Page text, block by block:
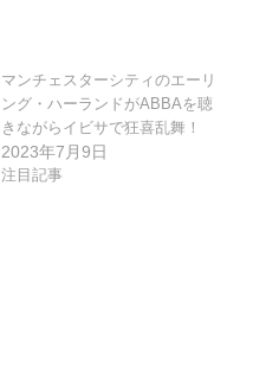
マンチェスターシティのエーリ
ング・ハーランドがABBAを聴
きながらイビサで狂喜乱舞！
2023年7月9日
注目記事